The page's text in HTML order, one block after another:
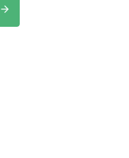
arrow_forward